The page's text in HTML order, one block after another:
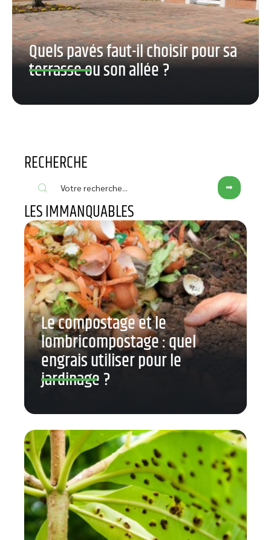
Quels pavés faut-il choisir pour sa
terrasse ou son allée ?
RECHERCHE
LES IMMANQUABLES
Le compostage et le
lombricompostage : quel
engrais utiliser pour le
jardinage ?